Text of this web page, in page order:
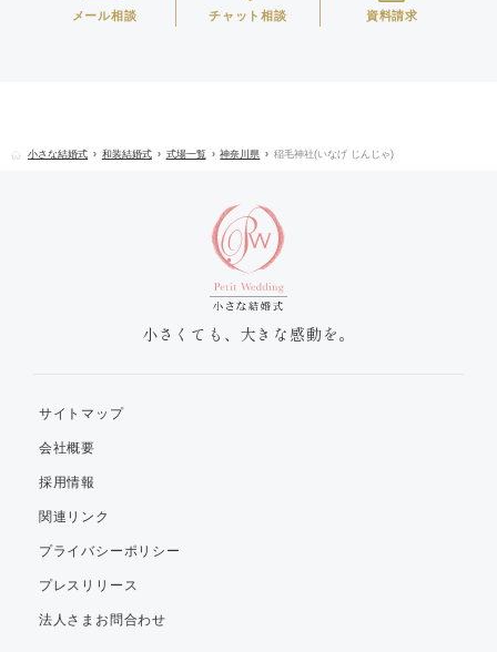
メール相談 チャット相談 資料請求
小さな結婚式 和装結婚式 式場一覧 神奈川県 稲毛神社(いなげ じんじゃ)
小さくても、大きな感動を。
サイトマップ
会社概要
採用情報
関連リンク
プライバシーポリシー
プレスリリース
法人さまお問合わせ